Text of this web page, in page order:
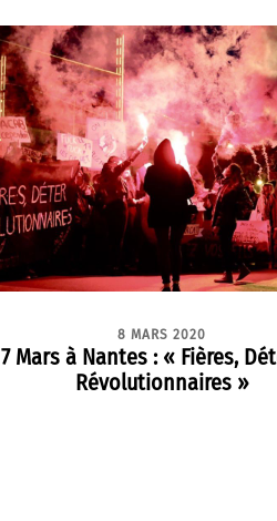
8 MARS 2020
7 Mars à Nantes : « Fières,
Révolutionnaires »